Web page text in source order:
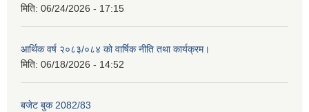
मिति: 06/24/2026 - 17:15
आर्थिक वर्ष २०८३/०८४ को वार्षिक नीति तथा कार्यक्रम।
मिति: 06/18/2026 - 14:52
बजेट बुक 2082/83